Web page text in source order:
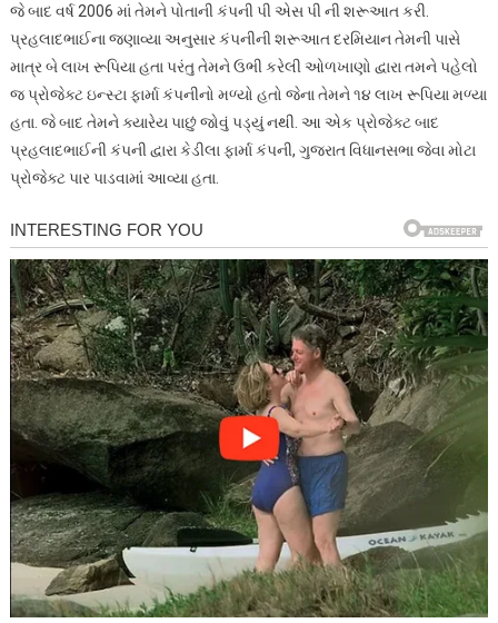
જે બાદ વર્ષ 2006 માં તેમને પોતાની કંપની પી એસ પી ની શરૂઆત કરી.
પ્રહલાદભાઈના જણાવ્યા અનુસાર કંપનીની શરૂઆત દરમિયાન તેમની પાસે
માત્ર બે લાખ રૂપિયા હતા પરંતુ તેમને ઉભી કરેલી ઓળખાણો દ્વારા તમને પહેલો
જ પ્રોજેક્ટ ઇન્સ્ટા ફાર્મા કંપનીનો મળ્યો હતો જેના તેમને ૧૪ લાખ રૂપિયા મળ્યા
હતા. જે બાદ તેમને ક્યારેય પાછું જોવું પડ્યું નથી. આ એક પ્રોજેક્ટ બાદ
પ્રહલાદભાઈની કંપની દ્વારા કેડીલા ફાર્મા કંપની, ગુજરાત વિધાનસભા જેવા મોટા
પ્રોજેક્ટ પાર પાડવામાં આવ્યા હતા.